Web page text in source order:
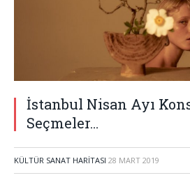
İstanbul Nisan Ayı
Seçmeler…
KÜLTÜR SANAT HARITASI 28 MART 2019